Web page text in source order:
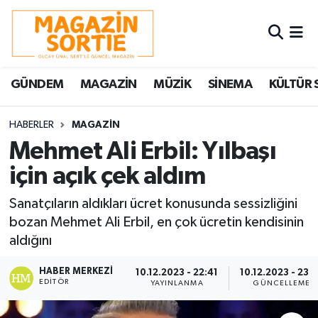
GÜNDEM MAGAZİN MÜZİK SİNEMA KÜLTÜR
HABERLER MAGAZİN
Mehmet Ali Erbil: Yılbaşı
için açık çek aldım
Sanatçıların aldıkları ücret konusunda sessizliğini
bozan Mehmet Ali Erbil, en çok ücretin kendisinin
aldığını
HABER MERKEZI
EDITÖR
10.12.2023 - 22:41
YAYINLANMA
10.12.2023 -
GÜNCELLEME
Nöbetçi Eczaneler
Hava Durumu
Trafik Durumu
Süper Lig Puan Durumu ve Fikstür
Tüm Manşetler
Haber Arşivi